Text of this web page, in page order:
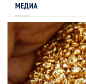
МЕДИА